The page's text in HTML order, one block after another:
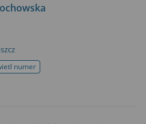
numer
telefonu do rejestracji